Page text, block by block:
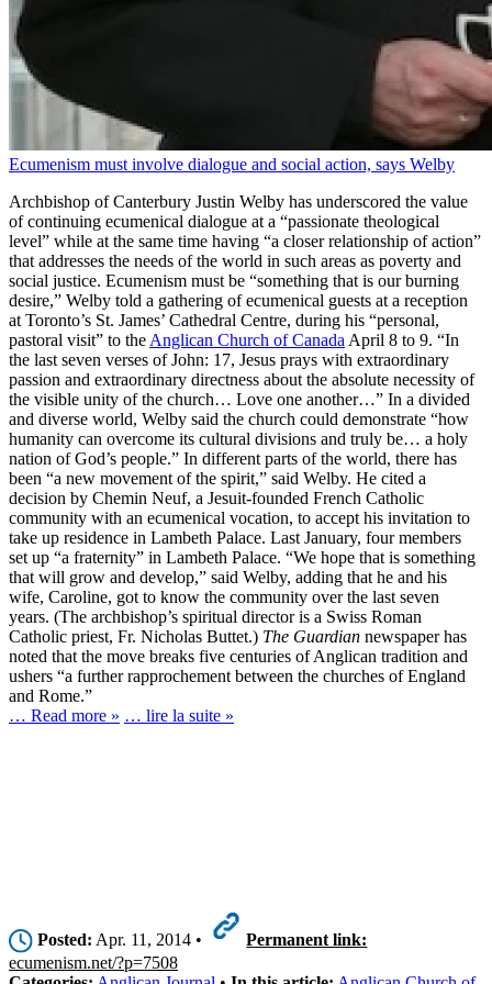
Ecumenism must involve dialogue and social action, says Welby
Archbishop of Canterbury Justin Welby has underscored the value
of continuing ecumenical dialogue at a “passionate theological
level” while at the same time having “a closer relationship of action”
that addresses the needs of the world in such areas as poverty and
social justice. Ecumenism must be “something that is our burning
desire,” Welby told a gathering of ecumenical guests at a reception
at Toronto’s St. James’ Cathedral Centre, during his “personal,
pastoral visit” to the Anglican Church of Canada April 8 to 9. “In
the last seven verses of John: 17, Jesus prays with extraordinary
passion and extraordinary directness about the absolute necessity of
the visible unity of the church… Love one another…” In a divided
and diverse world, Welby said the church could demonstrate “how
humanity can overcome its cultural divisions and truly be… a holy
nation of God’s people.” In different parts of the world, there has
been “a new movement of the spirit,” said Welby. He cited a
decision by Chemin Neuf, a Jesuit-founded French Catholic
community with an ecumenical vocation, to accept his invitation to
take up residence in Lambeth Palace. Last January, four members
set up “a fraternity” in Lambeth Palace. “We hope that is something
that will grow and develop,” said Welby, adding that he and his
wife, Caroline, got to know the community over the last seven
years. (The archbishop’s spiritual director is a Swiss Roman
Catholic priest, Fr. Nicholas Buttet.) The Guardian newspaper has
noted that the move breaks five centuries of Anglican tradition and
ushers “a further rapprochement between the churches of England
and Rome.”
… Read more » … lire la suite »
Posted: Apr. 11, 2014 •
Permanent link:
ecumenism.net/?p=7508